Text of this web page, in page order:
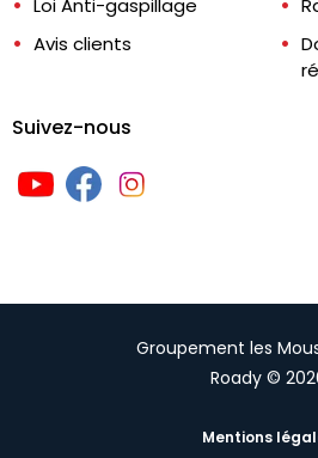
Loi Anti-gaspillage
Avis clients
Suivez-nous
Groupement les
Roady ©
Mentions